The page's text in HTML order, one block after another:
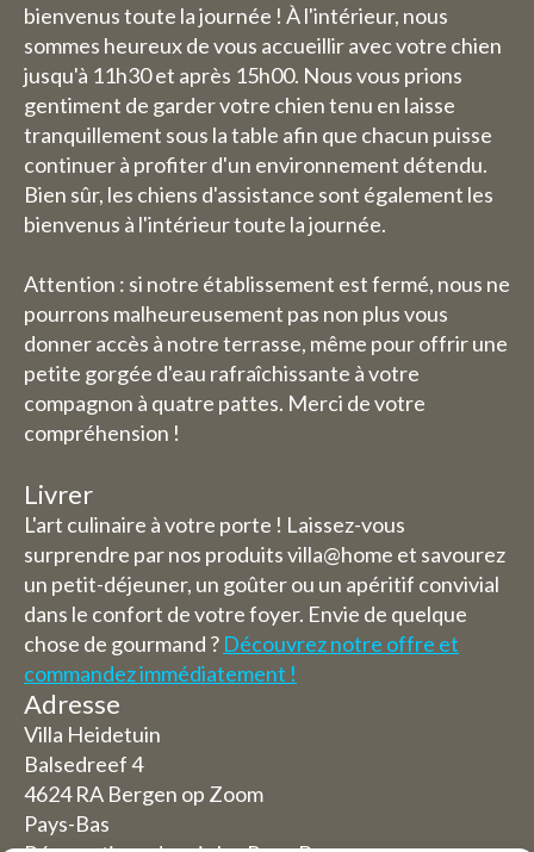
bienvenus toute la journée ! À l'intérieur, nous
sommes heureux de vous accueillir avec votre chien
jusqu'à 11h30 et après 15h00. Nous vous prions
gentiment de garder votre chien tenu en laisse
tranquillement sous la table afin que chacun puisse
continuer à profiter d'un environnement détendu.
Bien sûr, les chiens d'assistance sont également les
bienvenus à l'intérieur toute la journée.
Attention : si notre établissement est fermé, nous ne
pourrons malheureusement pas non plus vous
donner accès à notre terrasse, même pour offrir une
petite gorgée d'eau rafraîchissante à votre
compagnon à quatre pattes. Merci de votre
compréhension !
Livrer
L'art culinaire à votre porte ! Laissez-vous
surprendre par nos produits villa@home et savourez
un petit-déjeuner, un goûter ou un apéritif convivial
dans le confort de votre foyer. Envie de quelque
chose de gourmand ? Découvrez notre offre et
commandez immédiatement !
Adresse
Villa Heidetuin
Balsedreef 4
4624 RA Bergen op Zoom
Pays-Bas